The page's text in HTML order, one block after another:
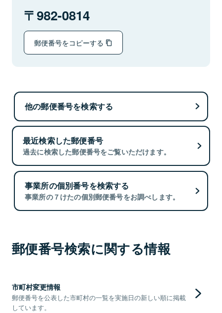
982-0814
郵便番号をコピーする
他の郵便番号を検索する
最近検索した郵便番号
過去に検索した郵便番号をご覧いただけます。
事業所の個別番号を検索する
事業所の７けたの個別郵便番号をお調べします。
郵便番号検索に関する情報
市町村変更情報
郵便番号を公表した市町村の一覧を実施日の新しい順に掲載
しています。